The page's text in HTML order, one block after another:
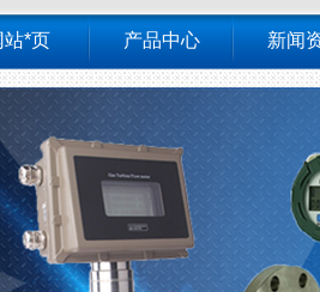
站*页 产品中心 新闻